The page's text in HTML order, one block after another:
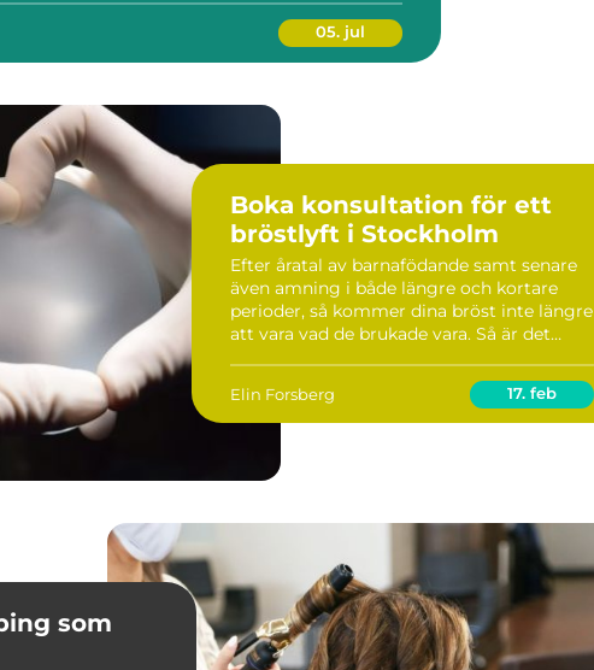
05. jul
Boka konsultation för ett
bröstlyft i Stockholm
Efter åratal av barnafödande samt senare
även amning i både längre och kortare
perioder, så kommer dina bröst inte längre
att vara vad de brukade vara. Så är det
Elin Forsberg 17. feb
som